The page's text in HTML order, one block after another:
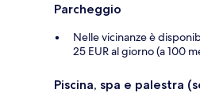
Parcheggio
Nelle vicinanze è
25 EUR al giorno (a 100
Piscina, spa e palestra